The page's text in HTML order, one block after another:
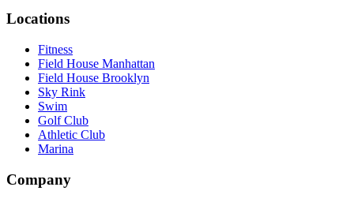
Locations​​​​‌ ‍ ​‍​‍‌‍ ‌ ​‍‌‍‍‌‌‍‌ ‌‍‍‌‌‍ ‍​‍​‍​ ‍‍​‍​‍‌ ​ ‌‍​‌‌‍ ‍‌‍‍‌‌ ‌​‌ ‍‌​‍ ‍‌‍‍‌‌‍ ​‍​‍​‍ ​​‍​‍‌‍‍​‌ ​‍‌‍‌‌‌‍‌‍​‍​‍​ ‍‍​‍​‍‌‍‍​‌ ‌​‌ ‌​‌ ​​‌ ​ ​ ‍‍​‍ ​‍ ‌‍​ ‌‍‍​‌‍‌‌‌‍ ​‌ ​ ‌‍‌‌‌‍​‌‌ ​​‌‍‍‌‌‍‌‌‌ ​‍‌ ​ ​‍ ‍‌ ​ ‌‍​‌‌‍ ‍‌‍‍‌‌ ‌​‌ ‍‌​‍ ‍‌ ​ ‌ ‌​‌ ‌‌‌‍‌​‌‍‍‌‌‍ ​‍ ‌‍‍‌‌‍ ‍‌ ‌​‌‍‌‌‌‍ ‍‌ ‌​​‍ ‌‍‌‌‌‍‌​‌‍‍‌‌ ‌​​‍ ‌‍ ‌‌‍ ‌‍‌​‌‍‌‌​ ‌‌ ​​‌ ​‍‌‍‌‌‌ ​ ‌‍‌‌‌‍ ‍‌ ‌​‌‍​‌‌ ‌​‌‍‍‌‌‍ ‌‍ ‍​ ‍ ‌‍‍‌‌‍‌​​ ‌‌‍‌‍‌‍ ‌‍ ‌ ‌​‌‍‌‌‌ ​‍​ ‍ ‌ ‌​‌ ‍‌‌ ​​‌‍‌‌​ ‌‌‍‌‍‌‍ ‌‍ ‌ ‌​‌‍‌‌‌ ​‍​ ‍ ‌ ​​‌‍​‌‌ ‌​‌‍‍​​ ‌‌‍​ ‌‍ ‌‍ ​‌ ‌‌‌‍ ‌‌‍ ‍‌ ​ ​‍‌‌​ ‌‌‌​​‍‌‌ ‌‍‍ ‌‍‌‌‌ ‍‌​‍‌‌​ ​ ‌​‌​​‍‌‌​ ​ ‌​‌​​‍‌‌​ ​‍​ ​‍‌‍‌‌‌‍​‍​ ​‍​ ‍​‌‍​ ​ ‌‌‌‍​ ‌‍​ ‌‍‌‌‌‍​‍‌‍​‌​ ​‌​‍‌‌​ ​‍​ ​‍​‍‌‌​ ‌‌‌​‌​​‍ ‍‌ ‌​‌‍‍‌‌ ‌​‌‍ ​‌‍‌‌​ ‌‍​‍‌‍​‌‌ ​ ‌‍‌‌‌‌‌‌‌ ​‍‌‍ ​​ ‌‌‍‍​‌ ‌​‌ ‌​‌ ​​‌ ​ ​‍‌‌​ ​ ‌​​‌​‍‌‌​ ​‍‌​‌‍​‍‌‌​ ​‍‌​‌‍‌‍​ ‌‍‍​‌‍‌‌‌‍ ​‌ ​ ‌‍‌‌‌‍​‌‌ ​​‌‍‍‌‌‍‌‌‌ ​‍‌ ​ ​‍ ‍‌ ​ ‌‍​‌‌‍ ‍‌‍‍‌‌ ‌​‌ ‍‌​‍ ‍‌ ​ ‌ ‌​‌ ‌‌‌‍‌​‌‍‍‌‌‍ ​‍‌‍‌‍‍‌‌‍‌​​ ‌‌‍‌‍‌‍ ‌‍ ‌ ‌​‌‍‌‌‌ ​‍​‍‌‍‌ ‌​‌ ‍‌‌ ​​‌‍‌‌​ ‌‌‍‌‍‌‍ ‌‍ ‌ ‌​‌‍‌‌‌ ​‍​‍‌‍‌ ​​‌‍​‌‌ ‌​‌‍‍​​ ‌‌‍​ ‌‍ ‌‍ ​‌ ‌‌‌‍ ‌‌‍ ‍‌ ​ ​‍‌‌​ ‌‌‌​​‍‌‌ ‌‍‍ ‌‍‌‌‌ ‍‌​‍‌‌​ ​ ‌​‌​​‍‌‌​ ​ ‌​‌​​‍‌‌​ ​‍​ ​‍‌‍‌‌‌‍​‍​ ​‍​ ‍​‌‍​ ​ ‌‌‌‍​ ‌‍​ ‌‍‌‌‌‍​‍‌‍​‌​ ​‌​‍‌‌​ ​‍​ ​‍​‍‌‌​ ‌‌‌​‌​​‍ ‍‌ ‌​‌‍‍‌‌ ‌​‌‍ ​‌‍‌‌​‍‌‍‌ ​​‌‍‌‌‌ ​‍‌ ​ ‌ ​​‌‍‌‌‌‍​ ‌ ‌​‌‍‍‌‌ ‌‍‌‍‌‌​ ‌‌ ​​‌ ‌‌‌‍​‍‌‍ ​‌‍‍‌‌ ​ ‌‍‍​‌‍‌‌‌‍‌​​‍​‍‌ ‌
Fitness​​​​‌ ‍ ​‍​‍‌‍ ‌ ​‍‌‍‍‌‌‍‌ ‌‍‍‌‌‍ ‍​‍​‍​ ‍‍​‍​‍‌ ​ ‌‍​‌‌‍ ‍‌‍‍‌‌ ‌​‌ ‍‌​‍ ‍‌‍‍‌‌‍ ​‍​‍​‍ ​​‍​‍‌‍‍​‌ ​‍‌‍‌‌‌‍‌‍​‍​‍​ ‍‍​‍​‍‌‍‍​‌ ‌​‌ ‌​‌ ​​‌ ​ ​ ‍‍​‍ ​‍ ‌‍​ ‌‍‍​‌‍‌‌‌‍ ​‌ ​ ‌‍‌‌‌‍​‌‌ ​​‌‍‍‌‌‍‌‌‌ ​‍‌ ​ ​‍ ‍‌ ​ ‌‍​‌‌‍ ‍‌‍‍‌‌ ‌​‌ ‍‌​‍ ‍‌ ​ ‌ ‌​‌ ‌‌‌‍‌​‌‍‍‌‌‍ ​‍ ‌‍‍‌‌‍ ‍‌ ‌​‌‍‌‌‌‍ ‍‌ ‌​​‍ ‌‍‌‌‌‍‌​‌‍‍‌‌ ‌​​‍ ‌‍ ‌‌‍ ‌‍‌​‌‍‌‌​ ‌‌ ​​‌ ​‍‌‍‌‌‌ ​ ‌‍‌‌‌‍ ‍‌ ‌​‌‍​‌‌ ‌​‌‍‍‌‌‍ ‌‍ ‍​ ‍ ‌‍‍‌‌‍‌​​ ‌‌‍‌‍‌‍ ‌‍ ‌ ‌​‌‍‌‌‌ ​‍​ ‍ ‌ ‌​‌ ‍‌‌ ​​‌‍‌‌​ ‌‌‍‌‍‌‍ ‌‍ ‌ ‌​‌‍‌‌‌ ​‍​ ‍ ‌ ​​‌‍​‌‌ ‌​‌‍‍​​ ‌‌‍​ ‌‍ ‌‍ ​‌ ‌‌‌‍ ‌‌‍ ‍‌ ​ ​‍‌‌​ ‌‌‌​​‍‌‌ ‌‍‍ ‌‍‌‌‌ ‍‌​‍‌‌​ ​ ‌​‌​​‍‌‌​ ​ ‌​‌​​‍‌‌​ ​‍​ ​‍‌‍‌‌‌‍​‍​ ​‍​ ‍​‌‍​ ​ ‌‌‌‍​ ‌‍​ ‌‍‌‌‌‍​‍‌‍​‌​ ​‌​‍‌‌​ ​‍​ ​‍​‍‌‌​ ‌‌‌​‌​​‍ ‍‌‍ ​‌‍‍‌‌‍ ‍‌‍‍ ‌ ​ ​‍‌‌​ ‌‌‌​​‍‌‌ ‌‍‍ ‌‍‌‌‌ ‍‌​‍‌‌​ ​ ‌​‌​​‍‌‌​ ​ ‌​‌​​‍‌‌​ ​‍​ ​‍​ ​‍​ ​ ​ ​ ‌‍​ ‌‍‌‌​ ‍​​ ‌‍​ ​‌​ ‌​‌‍​‌‌‍​ ​ ‍‌​‍‌‌​ ​‍​ ​‍​‍‌‌​ ‌‌‌​‌​​‍ ‍‌‍ ‍‌‍​‌‌‍ ‌‌‍‌‌​ ‌‍​‍‌‍​‌‌ ​ ‌‍‌‌‌‌‌‌‌ ​‍‌‍ ​​ ‌‌‍‍​‌ ‌​‌ ‌​‌ ​​‌ ​ ​‍‌‌​ ​ ‌​​‌​‍‌‌​ ​‍‌​‌‍​‍‌‌​ ​‍‌​‌‍‌‍​ ‌‍‍​‌‍‌‌‌‍ ​‌ ​ ‌‍‌‌‌‍​‌‌ ​​‌‍‍‌‌‍‌‌‌ ​‍‌ ​ ​‍ ‍‌ ​ ‌‍​‌‌‍ ‍‌‍‍‌‌ ‌​‌ ‍‌​‍ ‍‌ ​ ‌ ‌​‌ ‌‌‌‍‌​‌‍‍‌‌‍ ​‍‌‍‌‍‍‌‌‍‌​​ ‌‌‍‌‍‌‍ ‌‍ ‌ ‌​‌‍‌‌‌ ​‍​‍‌‍‌ ‌​‌ ‍‌‌ ​​‌‍‌‌​ ‌‌‍‌‍‌‍ ‌‍ ‌ ‌​‌‍‌‌‌ ​‍​‍‌‍‌ ​​‌‍​‌‌ ‌​‌‍‍​​ ‌‌‍​ ‌‍ ‌‍ ​‌ ‌‌‌‍ ‌‌‍ ‍‌ ​ ​‍‌‌​ ‌‌‌​​‍‌‌ ‌‍‍ ‌‍‌‌‌ ‍‌​‍‌‌​ ​ ‌​‌​​‍‌‌​ ​ ‌​‌​​‍‌‌​ ​‍​ ​‍‌‍‌‌‌‍​‍​ ​‍​ ‍​‌‍​ ​ ‌‌‌‍​ ‌‍​ ‌‍‌‌‌‍​‍‌‍​‌​ ​‌​‍‌‌​ ​‍​ ​‍​‍‌‌​ ‌‌‌​‌​​‍ ‍‌‍ ​‌‍‍‌‌‍ ‍‌‍‍ ‌ ​ ​‍‌‌​ ‌‌‌​​‍‌‌ ‌‍‍ ‌‍‌‌‌ ‍‌​‍‌‌​ ​ ‌​‌​​‍‌‌​ ​ ‌​‌​​‍‌‌​ ​‍​ ​‍​ ​‍​ ​ ​ ​ ‌‍​ ‌‍‌‌​ ‍​​ ‌‍​ ​‌​ ‌​‌‍​‌‌‍​ ​ ‍‌​‍‌‌​ ​‍​ ​‍​‍‌‌​ ‌‌‌​‌​​‍ ‍‌‍ ‍‌‍​‌‌‍ ‌‌‍‌‌​‍‌‍‌ ​​‌‍‌‌‌ ​‍‌ ​ ‌ ​​‌‍‌‌‌‍​ ‌ ‌​‌‍‍‌‌ ‌‍‌‍‌‌​ ‌‌ ​​‌ ‌‌‌‍​‍‌‍ ​‌‍‍‌‌ ​ ‌‍‍​‌‍‌‌‌‍‌​​‍​‍‌ ‌
Field House Manhattan​​​​‌ ‍ ​‍​‍‌‍ ‌ ​‍‌‍‍‌‌‍‌ ‌‍‍‌‌‍ ‍​‍​‍​ ‍‍​‍​‍‌ ​ ‌‍​‌‌‍ ‍‌‍‍‌‌ ‌​‌ ‍‌​‍ ‍‌‍‍‌‌‍ ​‍​‍​‍ ​​‍​‍‌‍‍​‌ ​‍‌‍‌‌‌‍‌‍​‍​‍​ ‍‍​‍​‍‌‍‍​‌ ‌​‌ ‌​‌ ​​‌ ​ ​ ‍‍​‍ ​‍ ‌‍​ ‌‍‍​‌‍‌‌‌‍ ​‌ ​ ‌‍‌‌‌‍​‌‌ ​​‌‍‍‌‌‍‌‌‌ ​‍‌ ​ ​‍ ‍‌ ​ ‌‍​‌‌‍ ‍‌‍‍‌‌ ‌​‌ ‍‌​‍ ‍‌ ​ ‌ ‌​‌ ‌‌‌‍‌​‌‍‍‌‌‍ ​‍ ‌‍‍‌‌‍ ‍‌ ‌​‌‍‌‌‌‍ ‍‌ ‌​​‍ ‌‍‌‌‌‍‌​‌‍‍‌‌ ‌​​‍ ‌‍ ‌‌‍ ‌‍‌​‌‍‌‌​ ‌‌ ​​‌ ​‍‌‍‌‌‌ ​ ‌‍‌‌‌‍ ‍‌ ‌​‌‍​‌‌ ‌​‌‍‍‌‌‍ ‌‍ ‍​ ‍ ‌‍‍‌‌‍‌​​ ‌‌‍‌‍‌‍ ‌‍ ‌ ‌​‌‍‌‌‌ ​‍​ ‍ ‌ ‌​‌ ‍‌‌ ​​‌‍‌‌​ ‌‌‍‌‍‌‍ ‌‍ ‌ ‌​‌‍‌‌‌ ​‍​ ‍ ‌ ​​‌‍​‌‌ ‌​‌‍‍​​ ‌‌‍​ ‌‍ ‌‍ ​‌ ‌‌‌‍ ‌‌‍ ‍‌ ​ ​‍‌‌​ ‌‌‌​​‍‌‌ ‌‍‍ ‌‍‌‌‌ ‍‌​‍‌‌​ ​ ‌​‌​​‍‌‌​ ​ ‌​‌​​‍‌‌​ ​‍​ ​‍‌‍‌‌‌‍​‍​ ​‍​ ‍​‌‍​ ​ ‌‌‌‍​ ‌‍​ ‌‍‌‌‌‍​‍‌‍​‌​ ​‌​‍‌‌​ ​‍​ ​‍​‍‌‌​ ‌‌‌​‌​​‍ ‍‌‍ ​‌‍‍‌‌‍ ‍‌‍‍ ‌ ​ ​‍‌‌​ ‌‌‌​​‍‌‌ ‌‍‍ ‌‍‌‌‌ ‍‌​‍‌‌​ ​ ‌​‌​​‍‌‌​ ​ ‌​‌​​‍‌‌​ ​‍​ ​‍​ ​‌​ ​ ​ ​‌‌‍​‍​ ​​​ ​‌‌‍​‌​ ‌ ​ ​‍​ ​‍​ ‌‍​ ‌​​‍‌‌​ ​‍​ ​‍​‍‌‌​ ‌‌‌​‌​​‍ ‍‌‍ ‍‌‍​‌‌‍ ‌‌‍‌‌​ ‌‍​‍‌‍​‌‌ ​ ‌‍‌‌‌‌‌‌‌ ​‍‌‍ ​​ ‌‌‍‍​‌ ‌​‌ ‌​‌ ​​‌ ​ ​‍‌‌​ ​ ‌​​‌​‍‌‌​ ​‍‌​‌‍​‍‌‌​ ​‍‌​‌‍‌‍​ ‌‍‍​‌‍‌‌‌‍ ​‌ ​ ‌‍‌‌‌‍​‌‌ ​​‌‍‍‌‌‍‌‌‌ ​‍‌ ​ ​‍ ‍‌ ​ ‌‍​‌‌‍ ‍‌‍‍‌‌ ‌​‌ ‍‌​‍ ‍‌ ​ ‌ ‌​‌ ‌‌‌‍‌​‌‍‍‌‌‍ ​‍‌‍‌‍‍‌‌‍‌​​ ‌‌‍‌‍‌‍ ‌‍ ‌ ‌​‌‍‌‌‌ ​‍​‍‌‍‌ ‌​‌ ‍‌‌ ​​‌‍‌‌​ ‌‌‍‌‍‌‍ ‌‍ ‌ ‌​‌‍‌‌‌ ​‍​‍‌‍‌ ​​‌‍​‌‌ ‌​‌‍‍​​ ‌‌‍​ ‌‍ ‌‍ ​‌ ‌‌‌‍ ‌‌‍ ‍‌ ​ ​‍‌‌​ ‌‌‌​​‍‌‌ ‌‍‍ ‌‍‌‌‌ ‍‌​‍‌‌​ ​ ‌​‌​​‍‌‌​ ​ ‌​‌​​‍‌‌​ ​‍​ ​‍‌‍‌‌‌‍​‍​ ​‍​ ‍​‌‍​ ​ ‌‌‌‍​ ‌‍​ ‌‍‌‌‌‍​‍‌‍​‌​ ​‌​‍‌‌​ ​‍​ ​‍​‍‌‌​ ‌‌‌​‌​​‍ ‍‌‍ ​‌‍‍‌‌‍ ‍‌‍‍ ‌ ​ ​‍‌‌​ ‌‌‌​​‍‌‌ ‌‍‍ ‌‍‌‌‌ ‍‌​‍‌‌​ ​ ‌​‌​​‍‌‌​ ​ ‌​‌​​‍‌‌​ ​‍​ ​‍​ ​‌​ ​ ​ ​‌‌‍​‍​ ​​​ ​‌‌‍​‌​ ‌ ​ ​‍​ ​‍​ ‌‍​ ‌​​‍‌‌​ ​‍​ ​‍​‍‌‌​ ‌‌‌​‌​​‍ ‍‌‍ ‍‌‍​‌‌‍ ‌‌‍‌‌​‍‌‍‌ ​​‌‍‌‌‌ ​‍‌ ​ ‌ ​​‌‍‌‌‌‍​ ‌ ‌​‌‍‍‌‌ ‌‍‌‍‌‌​ ‌‌ ​​‌ ‌‌‌‍​‍‌‍ ​‌‍‍‌‌ ​ ‌‍‍​‌‍‌‌‌‍‌​​‍​‍‌ ‌
Field House Brooklyn​​​​‌ ‍ ​‍​‍‌‍ ‌ ​‍‌‍‍‌‌‍‌ ‌‍‍‌‌‍ ‍​‍​‍​ ‍‍​‍​‍‌ ​ ‌‍​‌‌‍ ‍‌‍‍‌‌ ‌​‌ ‍‌​‍ ‍‌‍‍‌‌‍ ​‍​‍​‍ ​​‍​‍‌‍‍​‌ ​‍‌‍‌‌‌‍‌‍​‍​‍​ ‍‍​‍​‍‌‍‍​‌ ‌​‌ ‌​‌ ​​‌ ​ ​ ‍‍​‍ ​‍ ‌‍​ ‌‍‍​‌‍‌‌‌‍ ​‌ ​ ‌‍‌‌‌‍​‌‌ ​​‌‍‍‌‌‍‌‌‌ ​‍‌ ​ ​‍ ‍‌ ​ ‌‍​‌‌‍ ‍‌‍‍‌‌ ‌​‌ ‍‌​‍ ‍‌ ​ ‌ ‌​‌ ‌‌‌‍‌​‌‍‍‌‌‍ ​‍ ‌‍‍‌‌‍ ‍‌ ‌​‌‍‌‌‌‍ ‍‌ ‌​​‍ ‌‍‌‌‌‍‌​‌‍‍‌‌ ‌​​‍ ‌‍ ‌‌‍ ‌‍‌​‌‍‌‌​ ‌‌ ​​‌ ​‍‌‍‌‌‌ ​ ‌‍‌‌‌‍ ‍‌ ‌​‌‍​‌‌ ‌​‌‍‍‌‌‍ ‌‍ ‍​ ‍ ‌‍‍‌‌‍‌​​ ‌‌‍‌‍‌‍ ‌‍ ‌ ‌​‌‍‌‌‌ ​‍​ ‍ ‌ ‌​‌ ‍‌‌ ​​‌‍‌‌​ ‌‌‍‌‍‌‍ ‌‍ ‌ ‌​‌‍‌‌‌ ​‍​ ‍ ‌ ​​‌‍​‌‌ ‌​‌‍‍​​ ‌‌‍​ ‌‍ ‌‍ ​‌ ‌‌‌‍ ‌‌‍ ‍‌ ​ ​‍‌‌​ ‌‌‌​​‍‌‌ ‌‍‍ ‌‍‌‌‌ ‍‌​‍‌‌​ ​ ‌​‌​​‍‌‌​ ​ ‌​‌​​‍‌‌​ ​‍​ ​‍‌‍‌‌‌‍​‍​ ​‍​ ‍​‌‍​ ​ ‌‌‌‍​ ‌‍​ ‌‍‌‌‌‍​‍‌‍​‌​ ​‌​‍‌‌​ ​‍​ ​‍​‍‌‌​ ‌‌‌​‌​​‍ ‍‌‍ ​‌‍‍‌‌‍ ‍‌‍‍ ‌ ​ ​‍‌‌​ ‌‌‌​​‍‌‌ ‌‍‍ ‌‍‌‌‌ ‍‌​‍‌‌​ ​ ‌​‌​​‍‌‌​ ​ ‌​‌​​‍‌‌​ ​‍​ ​‍​ ‌‍​ ‍​​ ‌ ‌‍‌​​ ​‌​ ​‍​ ‌‌​ ‌‍​ ​‍​ ​‌‌‍​ ​ ​‌​‍‌‌​ ​‍​ ​‍​‍‌‌​ ‌‌‌​‌​​‍ ‍‌‍ ‍‌‍​‌‌‍ ‌‌‍‌‌​ ‌‍​‍‌‍​‌‌ ​ ‌‍‌‌‌‌‌‌‌ ​‍‌‍ ​​ ‌‌‍‍​‌ ‌​‌ ‌​‌ ​​‌ ​ ​‍‌‌​ ​ ‌​​‌​‍‌‌​ ​‍‌​‌‍​‍‌‌​ ​‍‌​‌‍‌‍​ ‌‍‍​‌‍‌‌‌‍ ​‌ ​ ‌‍‌‌‌‍​‌‌ ​​‌‍‍‌‌‍‌‌‌ ​‍‌ ​ ​‍ ‍‌ ​ ‌‍​‌‌‍ ‍‌‍‍‌‌ ‌​‌ ‍‌​‍ ‍‌ ​ ‌ ‌​‌ ‌‌‌‍‌​‌‍‍‌‌‍ ​‍‌‍‌‍‍‌‌‍‌​​ ‌‌‍‌‍‌‍ ‌‍ ‌ ‌​‌‍‌‌‌ ​‍​‍‌‍‌ ‌​‌ ‍‌‌ ​​‌‍‌‌​ ‌‌‍‌‍‌‍ ‌‍ ‌ ‌​‌‍‌‌‌ ​‍​‍‌‍‌ ​​‌‍​‌‌ ‌​‌‍‍​​ ‌‌‍​ ‌‍ ‌‍ ​‌ ‌‌‌‍ ‌‌‍ ‍‌ ​ ​‍‌‌​ ‌‌‌​​‍‌‌ ‌‍‍ ‌‍‌‌‌ ‍‌​‍‌‌​ ​ ‌​‌​​‍‌‌​ ​ ‌​‌​​‍‌‌​ ​‍​ ​‍‌‍‌‌‌‍​‍​ ​‍​ ‍​‌‍​ ​ ‌‌‌‍​ ‌‍​ ‌‍‌‌‌‍​‍‌‍​‌​ ​‌​‍‌‌​ ​‍​ ​‍​‍‌‌​ ‌‌‌​‌​​‍ ‍‌‍ ​‌‍‍‌‌‍ ‍‌‍‍ ‌ ​ ​‍‌‌​ ‌‌‌​​‍‌‌ ‌‍‍ ‌‍‌‌‌ ‍‌​‍‌‌​ ​ ‌​‌​​‍‌‌​ ​ ‌​‌​​‍‌‌​ ​‍​ ​‍​ ‌‍​ ‍​​ ‌ ‌‍‌​​ ​‌​ ​‍​ ‌‌​ ‌‍​ ​‍​ ​‌‌‍​ ​ ​‌​‍‌‌​ ​‍​ ​‍​‍‌‌​ ‌‌‌​‌​​‍ ‍‌‍ ‍‌‍​‌‌‍ ‌‌‍‌‌​‍‌‍‌ ​​‌‍‌‌‌ ​‍‌ ​ ‌ ​​‌‍‌‌‌‍​ ‌ ‌​‌‍‍‌‌ ‌‍‌‍‌‌​ ‌‌ ​​‌ ‌‌‌‍​‍‌‍ ​‌‍‍‌‌ ​ ‌‍‍​‌‍‌‌‌‍‌​​‍​‍‌ ‌
Sky Rink​​​​‌ ‍ ​‍​‍‌‍ ‌ ​‍‌‍‍‌‌‍‌ ‌‍‍‌‌‍ ‍​‍​‍​ ‍‍​‍​‍‌ ​ ‌‍​‌‌‍ ‍‌‍‍‌‌ ‌​‌ ‍‌​‍ ‍‌‍‍‌‌‍ ​‍​‍​‍ ​​‍​‍‌‍‍​‌ ​‍‌‍‌‌‌‍‌‍​‍​‍​ ‍‍​‍​‍‌‍‍​‌ ‌​‌ ‌​‌ ​​‌ ​ ​ ‍‍​‍ ​‍ ‌‍​ ‌‍‍​‌‍‌‌‌‍ ​‌ ​ ‌‍‌‌‌‍​‌‌ ​​‌‍‍‌‌‍‌‌‌ ​‍‌ ​ ​‍ ‍‌ ​ ‌‍​‌‌‍ ‍‌‍‍‌‌ ‌​‌ ‍‌​‍ ‍‌ ​ ‌ ‌​‌ ‌‌‌‍‌​‌‍‍‌‌‍ ​‍ ‌‍‍‌‌‍ ‍‌ ‌​‌‍‌‌‌‍ ‍‌ ‌​​‍ ‌‍‌‌‌‍‌​‌‍‍‌‌ ‌​​‍ ‌‍ ‌‌‍ ‌‍‌​‌‍‌‌​ ‌‌ ​​‌ ​‍‌‍‌‌‌ ​ ‌‍‌‌‌‍ ‍‌ ‌​‌‍​‌‌ ‌​‌‍‍‌‌‍ ‌‍ ‍​ ‍ ‌‍‍‌‌‍‌​​ ‌‌‍‌‍‌‍ ‌‍ ‌ ‌​‌‍‌‌‌ ​‍​ ‍ ‌ ‌​‌ ‍‌‌ ​​‌‍‌‌​ ‌‌‍‌‍‌‍ ‌‍ ‌ ‌​‌‍‌‌‌ ​‍​ ‍ ‌ ​​‌‍​‌‌ ‌​‌‍‍​​ ‌‌‍​ ‌‍ ‌‍ ​‌ ‌‌‌‍ ‌‌‍ ‍‌ ​ ​‍‌‌​ ‌‌‌​​‍‌‌ ‌‍‍ ‌‍‌‌‌ ‍‌​‍‌‌​ ​ ‌​‌​​‍‌‌​ ​ ‌​‌​​‍‌‌​ ​‍​ ​‍‌‍‌‌‌‍​‍​ ​‍​ ‍​‌‍​ ​ ‌‌‌‍​ ‌‍​ ‌‍‌‌‌‍​‍‌‍​‌​ ​‌​‍‌‌​ ​‍​ ​‍​‍‌‌​ ‌‌‌​‌​​‍ ‍‌‍ ​‌‍‍‌‌‍ ‍‌‍‍ ‌ ​ ​‍‌‌​ ‌‌‌​​‍‌‌ ‌‍‍ ‌‍‌‌‌ ‍‌​‍‌‌​ ​ ‌​‌​​‍‌‌​ ​ ‌​‌​​‍‌‌​ ​‍​ ​‍​ ‌​​ ‌ ‌‍‌‍‌‍‌‍​ ​​​ ‌‍​ ‌‌​ ‌​‌‍‌​‌‍‌​​ ​‌‌‍​‍​‍‌‌​ ​‍​ ​‍​‍‌‌​ ‌‌‌​‌​​‍ ‍‌‍ ‍‌‍​‌‌‍ ‌‌‍‌‌​ ‌‍​‍‌‍​‌‌ ​ ‌‍‌‌‌‌‌‌‌ ​‍‌‍ ​​ ‌‌‍‍​‌ ‌​‌ ‌​‌ ​​‌ ​ ​‍‌‌​ ​ ‌​​‌​‍‌‌​ ​‍‌​‌‍​‍‌‌​ ​‍‌​‌‍‌‍​ ‌‍‍​‌‍‌‌‌‍ ​‌ ​ ‌‍‌‌‌‍​‌‌ ​​‌‍‍‌‌‍‌‌‌ ​‍‌ ​ ​‍ ‍‌ ​ ‌‍​‌‌‍ ‍‌‍‍‌‌ ‌​‌ ‍‌​‍ ‍‌ ​ ‌ ‌​‌ ‌‌‌‍‌​‌‍‍‌‌‍ ​‍‌‍‌‍‍‌‌‍‌​​ ‌‌‍‌‍‌‍ ‌‍ ‌ ‌​‌‍‌‌‌ ​‍​‍‌‍‌ ‌​‌ ‍‌‌ ​​‌‍‌‌​ ‌‌‍‌‍‌‍ ‌‍ ‌ ‌​‌‍‌‌‌ ​‍​‍‌‍‌ ​​‌‍​‌‌ ‌​‌‍‍​​ ‌‌‍​ ‌‍ ‌‍ ​‌ ‌‌‌‍ ‌‌‍ ‍‌ ​ ​‍‌‌​ ‌‌‌​​‍‌‌ ‌‍‍ ‌‍‌‌‌ ‍‌​‍‌‌​ ​ ‌​‌​​‍‌‌​ ​ ‌​‌​​‍‌‌​ ​‍​ ​‍‌‍‌‌‌‍​‍​ ​‍​ ‍​‌‍​ ​ ‌‌‌‍​ ‌‍​ ‌‍‌‌‌‍​‍‌‍​‌​ ​‌​‍‌‌​ ​‍​ ​‍​‍‌‌​ ‌‌‌​‌​​‍ ‍‌‍ ​‌‍‍‌‌‍ ‍‌‍‍ ‌ ​ ​‍‌‌​ ‌‌‌​​‍‌‌ ‌‍‍ ‌‍‌‌‌ ‍‌​‍‌‌​ ​ ‌​‌​​‍‌‌​ ​ ‌​‌​​‍‌‌​ ​‍​ ​‍​ ‌​​ ‌ ‌‍‌‍‌‍‌‍​ ​​​ ‌‍​ ‌‌​ ‌​‌‍‌​‌‍‌​​ ​‌‌‍​‍​‍‌‌​ ​‍​ ​‍​‍‌‌​ ‌‌‌​‌​​‍ ‍‌‍ ‍‌‍​‌‌‍ ‌‌‍‌‌​‍‌‍‌ ​​‌‍‌‌‌ ​‍‌ ​ ‌ ​​‌‍‌‌‌‍​ ‌ ‌​‌‍‍‌‌ ‌‍‌‍‌‌​ ‌‌ ​​‌ ‌‌‌‍​‍‌‍ ​‌‍‍‌‌ ​ ‌‍‍​‌‍‌‌‌‍‌​​‍​‍‌ ‌
Swim​​​​‌ ‍ ​‍​‍‌‍ ‌ ​‍‌‍‍‌‌‍‌ ‌‍‍‌‌‍ ‍​‍​‍​ ‍‍​‍​‍‌ ​ ‌‍​‌‌‍ ‍‌‍‍‌‌ ‌​‌ ‍‌​‍ ‍‌‍‍‌‌‍ ​‍​‍​‍ ​​‍​‍‌‍‍​‌ ​‍‌‍‌‌‌‍‌‍​‍​‍​ ‍‍​‍​‍‌‍‍​‌ ‌​‌ ‌​‌ ​​‌ ​ ​ ‍‍​‍ ​‍ ‌‍​ ‌‍‍​‌‍‌‌‌‍ ​‌ ​ ‌‍‌‌‌‍​‌‌ ​​‌‍‍‌‌‍‌‌‌ ​‍‌ ​ ​‍ ‍‌ ​ ‌‍​‌‌‍ ‍‌‍‍‌‌ ‌​‌ ‍‌​‍ ‍‌ ​ ‌ ‌​‌ ‌‌‌‍‌​‌‍‍‌‌‍ ​‍ ‌‍‍‌‌‍ ‍‌ ‌​‌‍‌‌‌‍ ‍‌ ‌​​‍ ‌‍‌‌‌‍‌​‌‍‍‌‌ ‌​​‍ ‌‍ ‌‌‍ ‌‍‌​‌‍‌‌​ ‌‌ ​​‌ ​‍‌‍‌‌‌ ​ ‌‍‌‌‌‍ ‍‌ ‌​‌‍​‌‌ ‌​‌‍‍‌‌‍ ‌‍ ‍​ ‍ ‌‍‍‌‌‍‌​​ ‌‌‍‌‍‌‍ ‌‍ ‌ ‌​‌‍‌‌‌ ​‍​ ‍ ‌ ‌​‌ ‍‌‌ ​​‌‍‌‌​ ‌‌‍‌‍‌‍ ‌‍ ‌ ‌​‌‍‌‌‌ ​‍​ ‍ ‌ ​​‌‍​‌‌ ‌​‌‍‍​​ ‌‌‍​ ‌‍ ‌‍ ​‌ ‌‌‌‍ ‌‌‍ ‍‌ ​ ​‍‌‌​ ‌‌‌​​‍‌‌ ‌‍‍ ‌‍‌‌‌ ‍‌​‍‌‌​ ​ ‌​‌​​‍‌‌​ ​ ‌​‌​​‍‌‌​ ​‍​ ​‍‌‍‌‌‌‍​‍​ ​‍​ ‍​‌‍​ ​ ‌‌‌‍​ ‌‍​ ‌‍‌‌‌‍​‍‌‍​‌​ ​‌​‍‌‌​ ​‍​ ​‍​‍‌‌​ ‌‌‌​‌​​‍ ‍‌‍ ​‌‍‍‌‌‍ ‍‌‍‍ ‌ ​ ​‍‌‌​ ‌‌‌​​‍‌‌ ‌‍‍ ‌‍‌‌‌ ‍‌​‍‌‌​ ​ ‌​‌​​‍‌‌​ ​ ‌​‌​​‍‌‌​ ​‍​ ​‍‌‍‌‍‌‍‌‍​ ​​​ ‌‌​ ‌‌​ ‌​​ ​‍‌‍​ ​ ​‌​ ​ ‌‍​ ‌‍​‌‌‍​ ‌‍‌‌​ ‌‍​ ​‌​ ​ ‌‍​ ‌‍​‍​ ‌​​ ‍​‌‍‌​​ ‍​​ ‌‍​ ‌‌‌‍​‍​ ‌​​ ‌​​ ​‌​ ‍‌​ ‍‌‌‍​ ​‍‌‌​ ​‍​ ​‍​‍‌‌​ ‌‌‌​‌​​‍ ‍‌‍ ‍‌‍​‌‌‍ ‌‌‍‌‌​ ‌‍​‍‌‍​‌‌ ​ ‌‍‌‌‌‌‌‌‌ ​‍‌‍ ​​ ‌‌‍‍​‌ ‌​‌ ‌​‌ ​​‌ ​ ​‍‌‌​ ​ ‌​​‌​‍‌‌​ ​‍‌​‌‍​‍‌‌​ ​‍‌​‌‍‌‍​ ‌‍‍​‌‍‌‌‌‍ ​‌ ​ ‌‍‌‌‌‍​‌‌ ​​‌‍‍‌‌‍‌‌‌ ​‍‌ ​ ​‍ ‍‌ ​ ‌‍​‌‌‍ ‍‌‍‍‌‌ ‌​‌ ‍‌​‍ ‍‌ ​ ‌ ‌​‌ ‌‌‌‍‌​‌‍‍‌‌‍ ​‍‌‍‌‍‍‌‌‍‌​​ ‌‌‍‌‍‌‍ ‌‍ ‌ ‌​‌‍‌‌‌ ​‍​‍‌‍‌ ‌​‌ ‍‌‌ ​​‌‍‌‌​ ‌‌‍‌‍‌‍ ‌‍ ‌ ‌​‌‍‌‌‌ ​‍​‍‌‍‌ ​​‌‍​‌‌ ‌​‌‍‍​​ ‌‌‍​ ‌‍ ‌‍ ​‌ ‌‌‌‍ ‌‌‍ ‍‌ ​ ​‍‌‌​ ‌‌‌​​‍‌‌ ‌‍‍ ‌‍‌‌‌ ‍‌​‍‌‌​ ​ ‌​‌​​‍‌‌​ ​ ‌​‌​​‍‌‌​ ​‍​ ​‍‌‍‌‌‌‍​‍​ ​‍​ ‍​‌‍​ ​ ‌‌‌‍​ ‌‍​ ‌‍‌‌‌‍​‍‌‍​‌​ ​‌​‍‌‌​ ​‍​ ​‍​‍‌‌​ ‌‌‌​‌​​‍ ‍‌‍ ​‌‍‍‌‌‍ ‍‌‍‍ ‌ ​ ​‍‌‌​ ‌‌‌​​‍‌‌ ‌‍‍ ‌‍‌‌‌ ‍‌​‍‌‌​ ​ ‌​‌​​‍‌‌​ ​ ‌​‌​​‍‌‌​ ​‍​ ​‍‌‍‌‍‌‍‌‍​ ​​​ ‌‌​ ‌‌​ ‌​​ ​‍‌‍​ ​ ​‌​ ​ ‌‍​ ‌‍​‌‌‍​ ‌‍‌‌​ ‌‍​ ​‌​ ​ ‌‍​ ‌‍​‍​ ‌​​ ‍​‌‍‌​​ ‍​​ ‌‍​ ‌‌‌‍​‍​ ‌​​ ‌​​ ​‌​ ‍‌​ ‍‌‌‍​ ​‍‌‌​ ​‍​ ​‍​‍‌‌​ ‌‌‌​‌​​‍ ‍‌‍ ‍‌‍​‌‌‍ ‌‌‍‌‌​‍‌‍‌ ​​‌‍‌‌‌ ​‍‌ ​ ‌ ​​‌‍‌‌‌‍​ ‌ ‌​‌‍‍‌‌ ‌‍‌‍‌‌​ ‌‌ ​​‌ ‌‌‌‍​‍‌‍ ​‌‍‍‌‌ ​ ‌‍‍​‌‍‌‌‌‍‌​​‍​‍‌ ‌
Golf Club​​​​‌ ‍ ​‍​‍‌‍ ‌ ​‍‌‍‍‌‌‍‌ ‌‍‍‌‌‍ ‍​‍​‍​ ‍‍​‍​‍‌ ​ ‌‍​‌‌‍ ‍‌‍‍‌‌ ‌​‌ ‍‌​‍ ‍‌‍‍‌‌‍ ​‍​‍​‍ ​​‍​‍‌‍‍​‌ ​‍‌‍‌‌‌‍‌‍​‍​‍​ ‍‍​‍​‍‌‍‍​‌ ‌​‌ ‌​‌ ​​‌ ​ ​ ‍‍​‍ ​‍ ‌‍​ ‌‍‍​‌‍‌‌‌‍ ​‌ ​ ‌‍‌‌‌‍​‌‌ ​​‌‍‍‌‌‍‌‌‌ ​‍‌ ​ ​‍ ‍‌ ​ ‌‍​‌‌‍ ‍‌‍‍‌‌ ‌​‌ ‍‌​‍ ‍‌ ​ ‌ ‌​‌ ‌‌‌‍‌​‌‍‍‌‌‍ ​‍ ‌‍‍‌‌‍ ‍‌ ‌​‌‍‌‌‌‍ ‍‌ ‌​​‍ ‌‍‌‌‌‍‌​‌‍‍‌‌ ‌​​‍ ‌‍ ‌‌‍ ‌‍‌​‌‍‌‌​ ‌‌ ​​‌ ​‍‌‍‌‌‌ ​ ‌‍‌‌‌‍ ‍‌ ‌​‌‍​‌‌ ‌​‌‍‍‌‌‍ ‌‍ ‍​ ‍ ‌‍‍‌‌‍‌​​ ‌‌‍‌‍‌‍ ‌‍ ‌ ‌​‌‍‌‌‌ ​‍​ ‍ ‌ ‌​‌ ‍‌‌ ​​‌‍‌‌​ ‌‌‍‌‍‌‍ ‌‍ ‌ ‌​‌‍‌‌‌ ​‍​ ‍ ‌ ​​‌‍​‌‌ ‌​‌‍‍​​ ‌‌‍​ ‌‍ ‌‍ ​‌ ‌‌‌‍ ‌‌‍ ‍‌ ​ ​‍‌‌​ ‌‌‌​​‍‌‌ ‌‍‍ ‌‍‌‌‌ ‍‌​‍‌‌​ ​ ‌​‌​​‍‌‌​ ​ ‌​‌​​‍‌‌​ ​‍​ ​‍‌‍‌‌‌‍​‍​ ​‍​ ‍​‌‍​ ​ ‌‌‌‍​ ‌‍​ ‌‍‌‌‌‍​‍‌‍​‌​ ​‌​‍‌‌​ ​‍​ ​‍​‍‌‌​ ‌‌‌​‌​​‍ ‍‌‍ ​‌‍‍‌‌‍ ‍‌‍‍ ‌ ​ ​‍‌‌​ ‌‌‌​​‍‌‌ ‌‍‍ ‌‍‌‌‌ ‍‌​‍‌‌​ ​ ‌​‌​​‍‌‌​ ​ ‌​‌​​‍‌‌​ ​‍​ ​‍​ ‌​‌‍‌‌​ ‌‍‌‍‌​​ ​‍​ ‌‍​ ​‍‌‍‌‍‌‍​‌‌‍​ ‌‍​ ‌‍​ ​‍‌‌​ ​‍​ ​‍​‍‌‌​ ‌‌‌​‌​​‍ ‍‌‍ ‍‌‍​‌‌‍ ‌‌‍‌‌​ ‌‍​‍‌‍​‌‌ ​ ‌‍‌‌‌‌‌‌‌ ​‍‌‍ ​​ ‌‌‍‍​‌ ‌​‌ ‌​‌ ​​‌ ​ ​‍‌‌​ ​ ‌​​‌​‍‌‌​ ​‍‌​‌‍​‍‌‌​ ​‍‌​‌‍‌‍​ ‌‍‍​‌‍‌‌‌‍ ​‌ ​ ‌‍‌‌‌‍​‌‌ ​​‌‍‍‌‌‍‌‌‌ ​‍‌ ​ ​‍ ‍‌ ​ ‌‍​‌‌‍ ‍‌‍‍‌‌ ‌​‌ ‍‌​‍ ‍‌ ​ ‌ ‌​‌ ‌‌‌‍‌​‌‍‍‌‌‍ ​‍‌‍‌‍‍‌‌‍‌​​ ‌‌‍‌‍‌‍ ‌‍ ‌ ‌​‌‍‌‌‌ ​‍​‍‌‍‌ ‌​‌ ‍‌‌ ​​‌‍‌‌​ ‌‌‍‌‍‌‍ ‌‍ ‌ ‌​‌‍‌‌‌ ​‍​‍‌‍‌ ​​‌‍​‌‌ ‌​‌‍‍​​ ‌‌‍​ ‌‍ ‌‍ ​‌ ‌‌‌‍ ‌‌‍ ‍‌ ​ ​‍‌‌​ ‌‌‌​​‍‌‌ ‌‍‍ ‌‍‌‌‌ ‍‌​‍‌‌​ ​ ‌​‌​​‍‌‌​ ​ ‌​‌​​‍‌‌​ ​‍​ ​‍‌‍‌‌‌‍​‍​ ​‍​ ‍​‌‍​ ​ ‌‌‌‍​ ‌‍​ ‌‍‌‌‌‍​‍‌‍​‌​ ​‌​‍‌‌​ ​‍​ ​‍​‍‌‌​ ‌‌‌​‌​​‍ ‍‌‍ ​‌‍‍‌‌‍ ‍‌‍‍ ‌ ​ ​‍‌‌​ ‌‌‌​​‍‌‌ ‌‍‍ ‌‍‌‌‌ ‍‌​‍‌‌​ ​ ‌​‌​​‍‌‌​ ​ ‌​‌​​‍‌‌​ ​‍​ ​‍​ ‌​‌‍‌‌​ ‌‍‌‍‌​​ ​‍​ ‌‍​ ​‍‌‍‌‍‌‍​‌‌‍​ ‌‍​ ‌‍​ ​‍‌‌​ ​‍​ ​‍​‍‌‌​ ‌‌‌​‌​​‍ ‍‌‍ ‍‌‍​‌‌‍ ‌‌‍‌‌​‍‌‍‌ ​​‌‍‌‌‌ ​‍‌ ​ ‌ ​​‌‍‌‌‌‍​ ‌ ‌​‌‍‍‌‌ ‌‍‌‍‌‌​ ‌‌ ​​‌ ‌‌‌‍​‍‌‍ ​‌‍‍‌‌ ​ ‌‍‍​‌‍‌‌‌‍‌​​‍​‍‌ ‌
Athletic Club​​​​‌ ‍ ​‍​‍‌‍ ‌ ​‍‌‍‍‌‌‍‌ ‌‍‍‌‌‍ ‍​‍​‍​ ‍‍​‍​‍‌ ​ ‌‍​‌‌‍ ‍‌‍‍‌‌ ‌​‌ ‍‌​‍ ‍‌‍‍‌‌‍ ​‍​‍​‍ ​​‍​‍‌‍‍​‌ ​‍‌‍‌‌‌‍‌‍​‍​‍​ ‍‍​‍​‍‌‍‍​‌ ‌​‌ ‌​‌ ​​‌ ​ ​ ‍‍​‍ ​‍ ‌‍​ ‌‍‍​‌‍‌‌‌‍ ​‌ ​ ‌‍‌‌‌‍​‌‌ ​​‌‍‍‌‌‍‌‌‌ ​‍‌ ​ ​‍ ‍‌ ​ ‌‍​‌‌‍ ‍‌‍‍‌‌ ‌​‌ ‍‌​‍ ‍‌ ​ ‌ ‌​‌ ‌‌‌‍‌​‌‍‍‌‌‍ ​‍ ‌‍‍‌‌‍ ‍‌ ‌​‌‍‌‌‌‍ ‍‌ ‌​​‍ ‌‍‌‌‌‍‌​‌‍‍‌‌ ‌​​‍ ‌‍ ‌‌‍ ‌‍‌​‌‍‌‌​ ‌‌ ​​‌ ​‍‌‍‌‌‌ ​ ‌‍‌‌‌‍ ‍‌ ‌​‌‍​‌‌ ‌​‌‍‍‌‌‍ ‌‍ ‍​ ‍ ‌‍‍‌‌‍‌​​ ‌‌‍‌‍‌‍ ‌‍ ‌ ‌​‌‍‌‌‌ ​‍​ ‍ ‌ ‌​‌ ‍‌‌ ​​‌‍‌‌​ ‌‌‍‌‍‌‍ ‌‍ ‌ ‌​‌‍‌‌‌ ​‍​ ‍ ‌ ​​‌‍​‌‌ ‌​‌‍‍​​ ‌‌‍​ ‌‍ ‌‍ ​‌ ‌‌‌‍ ‌‌‍ ‍‌ ​ ​‍‌‌​ ‌‌‌​​‍‌‌ ‌‍‍ ‌‍‌‌‌ ‍‌​‍‌‌​ ​ ‌​‌​​‍‌‌​ ​ ‌​‌​​‍‌‌​ ​‍​ ​‍‌‍‌‌‌‍​‍​ ​‍​ ‍​‌‍​ ​ ‌‌‌‍​ ‌‍​ ‌‍‌‌‌‍​‍‌‍​‌​ ​‌​‍‌‌​ ​‍​ ​‍​‍‌‌​ ‌‌‌​‌​​‍ ‍‌‍ ​‌‍‍‌‌‍ ‍‌‍‍ ‌ ​ ​‍‌‌​ ‌‌‌​​‍‌‌ ‌‍‍ ‌‍‌‌‌ ‍‌​‍‌‌​ ​ ‌​‌​​‍‌‌​ ​ ‌​‌​​‍‌‌​ ​‍​ ​‍​ ‍​‌‍​‌​ ​ ​ ‌​‌‍​‌​ ‌ ‌‍‌​‌‍​‌​ ​ ​ ‍​‌‍‌‌‌‍​ ​‍‌‌​ ​‍​ ​‍​‍‌‌​ ‌‌‌​‌​​‍ ‍‌‍ ‍‌‍​‌‌‍ ‌‌‍‌‌​ ‌‍​‍‌‍​‌‌ ​ ‌‍‌‌‌‌‌‌‌ ​‍‌‍ ​​ ‌‌‍‍​‌ ‌​‌ ‌​‌ ​​‌ ​ ​‍‌‌​ ​ ‌​​‌​‍‌‌​ ​‍‌​‌‍​‍‌‌​ ​‍‌​‌‍‌‍​ ‌‍‍​‌‍‌‌‌‍ ​‌ ​ ‌‍‌‌‌‍​‌‌ ​​‌‍‍‌‌‍‌‌‌ ​‍‌ ​ ​‍ ‍‌ ​ ‌‍​‌‌‍ ‍‌‍‍‌‌ ‌​‌ ‍‌​‍ ‍‌ ​ ‌ ‌​‌ ‌‌‌‍‌​‌‍‍‌‌‍ ​‍‌‍‌‍‍‌‌‍‌​​ ‌‌‍‌‍‌‍ ‌‍ ‌ ‌​‌‍‌‌‌ ​‍​‍‌‍‌ ‌​‌ ‍‌‌ ​​‌‍‌‌​ ‌‌‍‌‍‌‍ ‌‍ ‌ ‌​‌‍‌‌‌ ​‍​‍‌‍‌ ​​‌‍​‌‌ ‌​‌‍‍​​ ‌‌‍​ ‌‍ ‌‍ ​‌ ‌‌‌‍ ‌‌‍ ‍‌ ​ ​‍‌‌​ ‌‌‌​​‍‌‌ ‌‍‍ ‌‍‌‌‌ ‍‌​‍‌‌​ ​ ‌​‌​​‍‌‌​ ​ ‌​‌​​‍‌‌​ ​‍​ ​‍‌‍‌‌‌‍​‍​ ​‍​ ‍​‌‍​ ​ ‌‌‌‍​ ‌‍​ ‌‍‌‌‌‍​‍‌‍​‌​ ​‌​‍‌‌​ ​‍​ ​‍​‍‌‌​ ‌‌‌​‌​​‍ ‍‌‍ ​‌‍‍‌‌‍ ‍‌‍‍ ‌ ​ ​‍‌‌​ ‌‌‌​​‍‌‌ ‌‍‍ ‌‍‌‌‌ ‍‌​‍‌‌​ ​ ‌​‌​​‍‌‌​ ​ ‌​‌​​‍‌‌​ ​‍​ ​‍​ ‍​‌‍​‌​ ​ ​ ‌​‌‍​‌​ ‌ ‌‍‌​‌‍​‌​ ​ ​ ‍​‌‍‌‌‌‍​ ​‍‌‌​ ​‍​ ​‍​‍‌‌​ ‌‌‌​‌​​‍ ‍‌‍ ‍‌‍​‌‌‍ ‌‌‍‌‌​‍‌‍‌ ​​‌‍‌‌‌ ​‍‌ ​ ‌ ​​‌‍‌‌‌‍​ ‌ ‌​‌‍‍‌‌ ‌‍‌‍‌‌​ ‌‌ ​​‌ ‌‌‌‍​‍‌‍ ​‌‍‍‌‌ ​ ‌‍‍​‌‍‌‌‌‍‌​​‍​‍‌ ‌
Marina​​​​‌ ‍ ​‍​‍‌‍ ‌ ​‍‌‍‍‌‌‍‌ ‌‍‍‌‌‍ ‍​‍​‍​ ‍‍​‍​‍‌ ​ ‌‍​‌‌‍ ‍‌‍‍‌‌ ‌​‌ ‍‌​‍ ‍‌‍‍‌‌‍ ​‍​‍​‍ ​​‍​‍‌‍‍​‌ ​‍‌‍‌‌‌‍‌‍​‍​‍​ ‍‍​‍​‍‌‍‍​‌ ‌​‌ ‌​‌ ​​‌ ​ ​ ‍‍​‍ ​‍ ‌‍​ ‌‍‍​‌‍‌‌‌‍ ​‌ ​ ‌‍‌‌‌‍​‌‌ ​​‌‍‍‌‌‍‌‌‌ ​‍‌ ​ ​‍ ‍‌ ​ ‌‍​‌‌‍ ‍‌‍‍‌‌ ‌​‌ ‍‌​‍ ‍‌ ​ ‌ ‌​‌ ‌‌‌‍‌​‌‍‍‌‌‍ ​‍ ‌‍‍‌‌‍ ‍‌ ‌​‌‍‌‌‌‍ ‍‌ ‌​​‍ ‌‍‌‌‌‍‌​‌‍‍‌‌ ‌​​‍ ‌‍ ‌‌‍ ‌‍‌​‌‍‌‌​ ‌‌ ​​‌ ​‍‌‍‌‌‌ ​ ‌‍‌‌‌‍ ‍‌ ‌​‌‍​‌‌ ‌​‌‍‍‌‌‍ ‌‍ ‍​ ‍ ‌‍‍‌‌‍‌​​ ‌‌‍‌‍‌‍ ‌‍ ‌ ‌​‌‍‌‌‌ ​‍​ ‍ ‌ ‌​‌ ‍‌‌ ​​‌‍‌‌​ ‌‌‍‌‍‌‍ ‌‍ ‌ ‌​‌‍‌‌‌ ​‍​ ‍ ‌ ​​‌‍​‌‌ ‌​‌‍‍​​ ‌‌‍​ ‌‍ ‌‍ ​‌ ‌‌‌‍ ‌‌‍ ‍‌ ​ ​‍‌‌​ ‌‌‌​​‍‌‌ ‌‍‍ ‌‍‌‌‌ ‍‌​‍‌‌​ ​ ‌​‌​​‍‌‌​ ​ ‌​‌​​‍‌‌​ ​‍​ ​‍‌‍‌‌‌‍​‍​ ​‍​ ‍​‌‍​ ​ ‌‌‌‍​ ‌‍​ ‌‍‌‌‌‍​‍‌‍​‌​ ​‌​‍‌‌​ ​‍​ ​‍​‍‌‌​ ‌‌‌​‌​​‍ ‍‌‍ ​‌‍‍‌‌‍ ‍‌‍‍ ‌ ​ ​‍‌‌​ ‌‌‌​​‍‌‌ ‌‍‍ ‌‍‌‌‌ ‍‌​‍‌‌​ ​ ‌​‌​​‍‌‌​ ​ ‌​‌​​‍‌‌​ ​‍​ ​‍​ ‌‍​ ‌‌​ ‌‍​ ‌‌‌‍‌‌‌‍‌‍‌‍​‌​ ​​​ ‌‍​ ‌‌​ ‌​‌‍‌​​‍‌‌​ ​‍​ ​‍​‍‌‌​ ‌‌‌​‌​​‍ ‍‌‍ ‍‌‍​‌‌‍ ‌‌‍‌‌​ ‌‍​‍‌‍​‌‌ ​ ‌‍‌‌‌‌‌‌‌ ​‍‌‍ ​​ ‌‌‍‍​‌ ‌​‌ ‌​‌ ​​‌ ​ ​‍‌‌​ ​ ‌​​‌​‍‌‌​ ​‍‌​‌‍​‍‌‌​ ​‍‌​‌‍‌‍​ ‌‍‍​‌‍‌‌‌‍ ​‌ ​ ‌‍‌‌‌‍​‌‌ ​​‌‍‍‌‌‍‌‌‌ ​‍‌ ​ ​‍ ‍‌ ​ ‌‍​‌‌‍ ‍‌‍‍‌‌ ‌​‌ ‍‌​‍ ‍‌ ​ ‌ ‌​‌ ‌‌‌‍‌​‌‍‍‌‌‍ ​‍‌‍‌‍‍‌‌‍‌​​ ‌‌‍‌‍‌‍ ‌‍ ‌ ‌​‌‍‌‌‌ ​‍​‍‌‍‌ ‌​‌ ‍‌‌ ​​‌‍‌‌​ ‌‌‍‌‍‌‍ ‌‍ ‌ ‌​‌‍‌‌‌ ​‍​‍‌‍‌ ​​‌‍​‌‌ ‌​‌‍‍​​ ‌‌‍​ ‌‍ ‌‍ ​‌ ‌‌‌‍ ‌‌‍ ‍‌ ​ ​‍‌‌​ ‌‌‌​​‍‌‌ ‌‍‍ ‌‍‌‌‌ ‍‌​‍‌‌​ ​ ‌​‌​​‍‌‌​ ​ ‌​‌​​‍‌‌​ ​‍​ ​‍‌‍‌‌‌‍​‍​ ​‍​ ‍​‌‍​ ​ ‌‌‌‍​ ‌‍​ ‌‍‌‌‌‍​‍‌‍​‌​ ​‌​‍‌‌​ ​‍​ ​‍​‍‌‌​ ‌‌‌​‌​​‍ ‍‌‍ ​‌‍‍‌‌‍ ‍‌‍‍ ‌ ​ ​‍‌‌​ ‌‌‌​​‍‌‌ ‌‍‍ ‌‍‌‌‌ ‍‌​‍‌‌​ ​ ‌​‌​​‍‌‌​ ​ ‌​‌​​‍‌‌​ ​‍​ ​‍​ ‌‍​ ‌‌​ ‌‍​ ‌‌‌‍‌‌‌‍‌‍‌‍​‌​ ​​​ ‌‍​ ‌‌​ ‌​‌‍‌​​‍‌‌​ ​‍​ ​‍​‍‌‌​ ‌‌‌​‌​​‍ ‍‌‍ ‍‌‍​‌‌‍ ‌‌‍‌‌​‍‌‍‌ ​​‌‍‌‌‌ ​‍‌ ​ ‌ ​​‌‍‌‌‌‍​ ‌ ‌​‌‍‍‌‌ ‌‍‌‍‌‌​ ‌‌ ​​‌ ‌‌‌‍​‍‌‍ ​‌‍‍‌‌ ​ ‌‍‍​‌‍‌‌‌‍‌​​‍​‍‌ ‌
Company​​​​‌ ‍ ​‍​‍‌‍ ‌ ​‍‌‍‍‌‌‍‌ ‌‍‍‌‌‍ ‍​‍​‍​ ‍‍​‍​‍‌ ​ ‌‍​‌‌‍ ‍‌‍‍‌‌ ‌​‌ ‍‌​‍ ‍‌‍‍‌‌‍ ​‍​‍​‍ ​​‍​‍‌‍‍​‌ ​‍‌‍‌‌‌‍‌‍​‍​‍​ ‍‍​‍​‍‌‍‍​‌ ‌​‌ ‌​‌ ​​‌ ​ ​ ‍‍​‍ ​‍ ‌‍​ ‌‍‍​‌‍‌‌‌‍ ​‌ ​ ‌‍‌‌‌‍​‌‌ ​​‌‍‍‌‌‍‌‌‌ ​‍‌ ​ ​‍ ‍‌ ​ ‌‍​‌‌‍ ‍‌‍‍‌‌ ‌​‌ ‍‌​‍ ‍‌ ​ ‌ ‌​‌ ‌‌‌‍‌​‌‍‍‌‌‍ ​‍ ‌‍‍‌‌‍ ‍‌ ‌​‌‍‌‌‌‍ ‍‌ ‌​​‍ ‌‍‌‌‌‍‌​‌‍‍‌‌ ‌​​‍ ‌‍ ‌‌‍ ‌‍‌​‌‍‌‌​ ‌‌ ​​‌ ​‍‌‍‌‌‌ ​ ‌‍‌‌‌‍ ‍‌ ‌​‌‍​‌‌ ‌​‌‍‍‌‌‍ ‌‍ ‍​ ‍ ‌‍‍‌‌‍‌​​ ‌‌‍‌‍‌‍ ‌‍ ‌ ‌​‌‍‌‌‌ ​‍​ ‍ ‌ ‌​‌ ‍‌‌ ​​‌‍‌‌​ ‌‌‍‌‍‌‍ ‌‍ ‌ ‌​‌‍‌‌‌ ​‍​ ‍ ‌ ​​‌‍​‌‌ ‌​‌‍‍​​ ‌‌‍​ ‌‍ ‌‍ ​‌ ‌‌‌‍ ‌‌‍ ‍‌ ​ ​‍‌‌​ ‌‌‌​​‍‌‌ ‌‍‍ ‌‍‌‌‌ ‍‌​‍‌‌​ ​ ‌​‌​​‍‌‌​ ​ ‌​‌​​‍‌‌​ ​‍​ ​‍‌‍​ ​ ​ ​ ‌​​ ​​‌‍​ ​ ‌‍‌‍‌​​ ‌​‌‍‌‍‌‍‌‌‌‍‌‌‌‍‌​​‍‌‌​ ​‍​ ​‍​‍‌‌​ ‌‌‌​‌​​‍ ‍‌ ‌​‌‍‍‌‌ ‌​‌‍ ​‌‍‌‌​ ‌‍​‍‌‍​‌‌ ​ ‌‍‌‌‌‌‌‌‌ ​‍‌‍ ​​ ‌‌‍‍​‌ ‌​‌ ‌​‌ ​​‌ ​ ​‍‌‌​ ​ ‌​​‌​‍‌‌​ ​‍‌​‌‍​‍‌‌​ ​‍‌​‌‍‌‍​ ‌‍‍​‌‍‌‌‌‍ ​‌ ​ ‌‍‌‌‌‍​‌‌ ​​‌‍‍‌‌‍‌‌‌ ​‍‌ ​ ​‍ ‍‌ ​ ‌‍​‌‌‍ ‍‌‍‍‌‌ ‌​‌ ‍‌​‍ ‍‌ ​ ‌ ‌​‌ ‌‌‌‍‌​‌‍‍‌‌‍ ​‍‌‍‌‍‍‌‌‍‌​​ ‌‌‍‌‍‌‍ ‌‍ ‌ ‌​‌‍‌‌‌ ​‍​‍‌‍‌ ‌​‌ ‍‌‌ ​​‌‍‌‌​ ‌‌‍‌‍‌‍ ‌‍ ‌ ‌​‌‍‌‌‌ ​‍​‍‌‍‌ ​​‌‍​‌‌ ‌​‌‍‍​​ ‌‌‍​ ‌‍ ‌‍ ​‌ ‌‌‌‍ ‌‌‍ ‍‌ ​ ​‍‌‌​ ‌‌‌​​‍‌‌ ‌‍‍ ‌‍‌‌‌ ‍‌​‍‌‌​ ​ ‌​‌​​‍‌‌​ ​ ‌​‌​​‍‌‌​ ​‍​ ​‍‌‍​ ​ ​ ​ ‌​​ ​​‌‍​ ​ ‌‍‌‍‌​​ ‌​‌‍‌‍‌‍‌‌‌‍‌‌‌‍‌​​‍‌‌​ ​‍​ ​‍​‍‌‌​ ‌‌‌​‌​​‍ ‍‌ ‌​‌‍‍‌‌ ‌​‌‍ ​‌‍‌‌​‍‌‍‌ ​​‌‍‌‌‌ ​‍‌ ​ ‌ ​​‌‍‌‌‌‍​ ‌ ‌​‌‍‍‌‌ ‌‍‌‍‌‌​ ‌‌ ​​‌ ‌‌‌‍​‍‌‍ ​‌‍‍‌‌ ​ ‌‍‍​‌‍‌‌‌‍‌​​‍​‍‌ ‌